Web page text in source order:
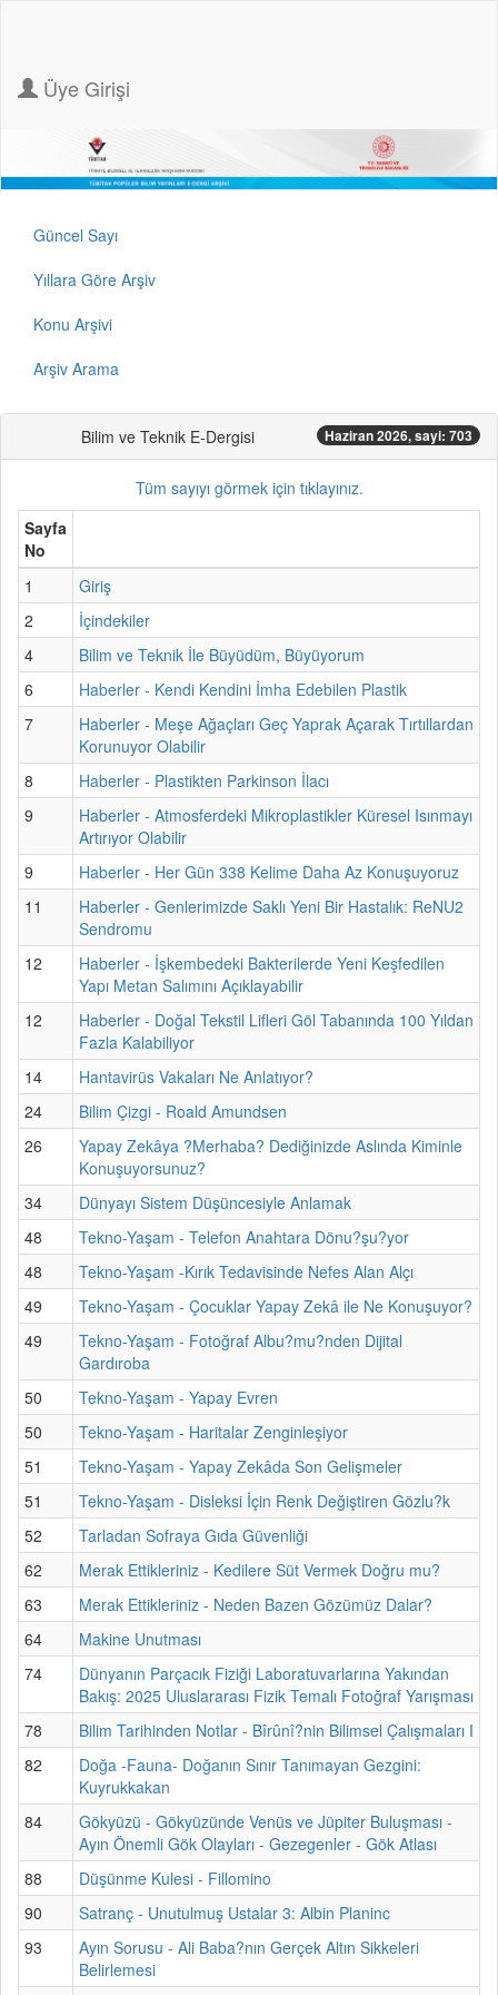
Üye Girişi
Güncel Sayı
Yıllara Göre Arşiv
Konu Arşivi
Arşiv Arama
Bilim ve Teknik E-Dergisi Haziran 2026, sayi: 703
Tüm sayıyı görmek için tıklayınız.
Sayfa
No
1
Giriş
2
İçindekiler
4
Bilim ve Teknik İle Büyüdüm, Büyüyorum
6
Haberler - Kendi Kendini İmha Edebilen Plastik
7
Haberler - Meşe Ağaçları Geç Yaprak Açarak Tırtıllardan
Korunuyor Olabilir
8
Haberler - Plastikten Parkinson İlacı
9
Haberler - Atmosferdeki Mikroplastikler Küresel Isınmayı
Artırıyor Olabilir
9
Haberler - Her Gün 338 Kelime Daha Az Konuşuyoruz
11
Haberler - Genlerimizde Saklı Yeni Bir Hastalık: ReNU2
Sendromu
12
Haberler - İşkembedeki Bakterilerde Yeni Keşfedilen
Yapı Metan Salımını Açıklayabilir
12
Haberler - Doğal Tekstil Lifleri Göl Tabanında 100 Yıldan
Fazla Kalabiliyor
14
Hantavirüs Vakaları Ne Anlatıyor?
24
Bilim Çizgi - Roald Amundsen
26
Yapay Zekâya ?Merhaba? Dediğinizde Aslında Kiminle
Konuşuyorsunuz?
34
Dünyayı Sistem Düşüncesiyle Anlamak
48
Tekno-Yaşam - Telefon Anahtara Dönu?şu?yor
48
Tekno-Yaşam -Kırık Tedavisinde Nefes Alan Alçı
49
Tekno-Yaşam - Çocuklar Yapay Zekâ ile Ne Konuşuyor?
49
Tekno-Yaşam - Fotoğraf Albu?mu?nden Dijital
Gardıroba
50
Tekno-Yaşam - Yapay Evren
50
Tekno-Yaşam - Haritalar Zenginleşiyor
51
Tekno-Yaşam - Yapay Zekâda Son Gelişmeler
51
Tekno-Yaşam - Disleksi İçin Renk Değiştiren Gözlu?k
52
Tarladan Sofraya Gıda Güvenliği
62
Merak Ettikleriniz - Kedilere Süt Vermek Doğru mu?
63
Merak Ettikleriniz - Neden Bazen Gözümüz Dalar?
64
Makine Unutması
74
Dünyanın Parçacık Fiziği Laboratuvarlarına Yakından
Bakış: 2025 Uluslararası Fizik Temalı Fotoğraf Yarışması
78
Bilim Tarihinden Notlar - Bîrûnî?nin Bilimsel Çalışmaları I
82
Doğa -Fauna- Doğanın Sınır Tanımayan Gezgini:
Kuyrukkakan
84
Gökyüzü - Gökyüzünde Venüs ve Jüpiter Buluşması -
Ayın Önemli Gök Olayları - Gezegenler - Gök Atlası
88
Düşünme Kulesi - Fillomino
90
Satranç - Unutulmuş Ustalar 3: Albin Planinc
93
Ayın Sorusu - Ali Baba?nın Gerçek Altın Sikkeleri
Belirlemesi